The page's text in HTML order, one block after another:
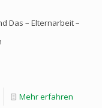
Das – Elternarbeit –
Mehr erfahren